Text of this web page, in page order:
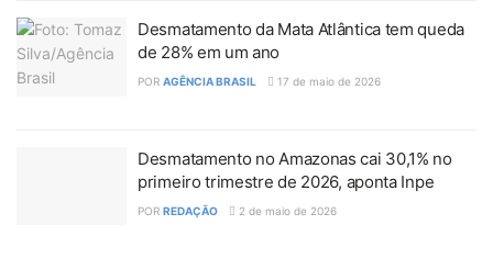
Desmatamento da Mata Atlântica tem queda
de 28% em um ano
POR AGÊNCIA BRASIL 17 de maio de 2026
Desmatamento no Amazonas cai 30,1% no
primeiro trimestre de 2026, aponta Inpe
POR REDAÇÃO 2 de maio de 2026